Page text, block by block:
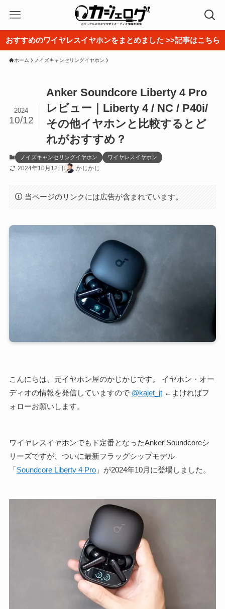
おすすめのワイヤレスイヤホンをまとめました >>記事はこちら
ホーム ノイズキャンセリングイヤホン
Anker Soundcore Liberty 4 Pro
レビュー｜Liberty 4 / NC / P40i/
その他イヤホンと比較するとど
れがおすすめ？
2024
10/12
ノイズキャンセリングイヤホン ワイヤレスイヤホン
2024年10月12日 かじかじ
当ページのリンクには広告が含まれています。
こんにちは、元イヤホン屋のかじかじです。 イヤホン・オー
ディオの情報を発信していますので @kajet_jt←よければフ
ォローお願いします。
ワイヤレスイヤホンでもド定番となったAnker Soundcoreシ
リーズですが、ついに最新フラッグシップモデル
「Soundcore Liberty 4 Pro」が2024年10月に登場しました。